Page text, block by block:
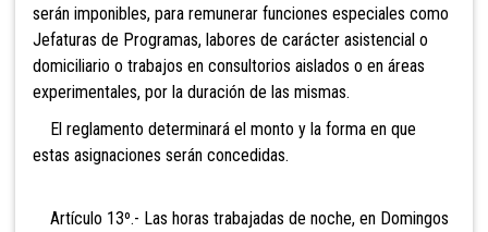
serán imponibles, para remunerar funciones especiales como
Jefaturas de Programas, labores de carácter asistencial o
domiciliario o trabajos en consultorios aislados o en áreas
experimentales, por la duración de las mismas.
El reglamento determinará el monto y la forma en que
estas asignaciones serán concedidas.
Artículo 13º.- Las horas trabajadas de noche, en Domingos